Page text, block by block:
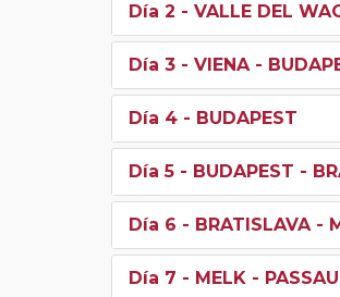
Día 2 - VALLE DEL
Día 3 - VIENA -
Día 4 - BUDAPEST
Día 5 - BUDAPEST -
Día 6 - BRATISLAVA -
Día 7 - MELK - PASSAU